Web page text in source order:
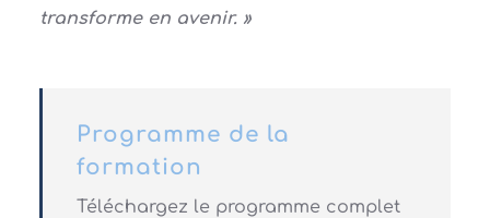
transforme en avenir. »
Programme de la
formation
Téléchargez le programme complet